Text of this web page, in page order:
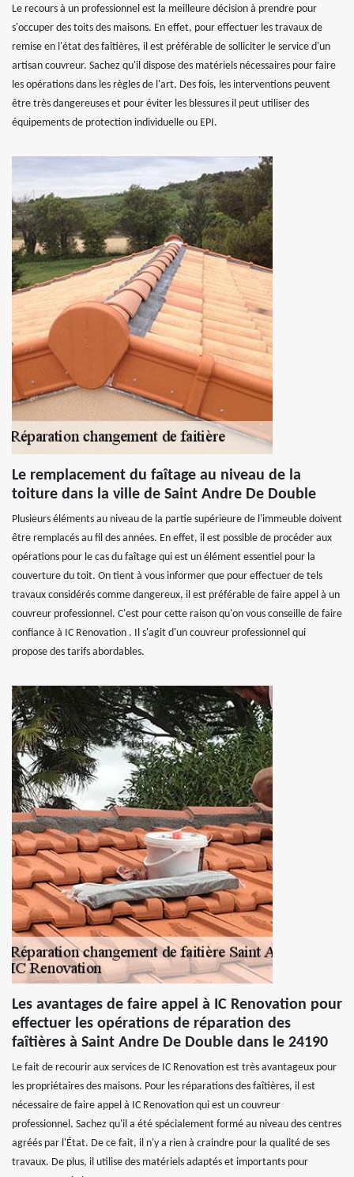
Le recours à un professionnel est la meilleure décision à prendre pour
s'occuper des toits des maisons. En effet, pour effectuer les travaux de
remise en l'état des faîtières, il est préférable de solliciter le service d'un
artisan couvreur. Sachez qu'il dispose des matériels nécessaires pour faire
les opérations dans les règles de l'art. Des fois, les interventions peuvent
être très dangereuses et pour éviter les blessures il peut utiliser des
équipements de protection individuelle ou EPI.
Le remplacement du faîtage au niveau de la
toiture dans la ville de Saint Andre De Double
Plusieurs éléments au niveau de la partie supérieure de l'immeuble doivent
être remplacés au fil des années. En effet, il est possible de procéder aux
opérations pour le cas du faîtage qui est un élément essentiel pour la
couverture du toit. On tient à vous informer que pour effectuer de tels
travaux considérés comme dangereux, il est préférable de faire appel à un
couvreur professionnel. C'est pour cette raison qu'on vous conseille de faire
confiance à IC Renovation . Il s'agit d'un couvreur professionnel qui
propose des tarifs abordables.
Les avantages de faire appel à IC Renovation pour
effectuer les opérations de réparation des
faîtières à Saint Andre De Double dans le 24190
Le fait de recourir aux services de IC Renovation est très avantageux pour
les propriétaires des maisons. Pour les réparations des faîtières, il est
nécessaire de faire appel à IC Renovation qui est un couvreur
professionnel. Sachez qu'il a été spécialement formé au niveau des centres
agréés par l'État. De ce fait, il n'y a rien à craindre pour la qualité de ses
travaux. De plus, il utilise des matériels adaptés et importants pour